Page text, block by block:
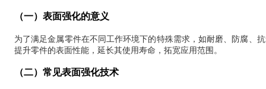
（一）表面强化的意义
为了满足金属零件在不同工作环境下的特殊需求，如耐磨、防腐、
提升零件的表面性能，延长其使用寿命，拓宽应用范围。
（二）常见表面强化技术